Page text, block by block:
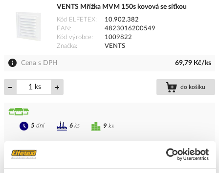
VENTS Mřížka MVM 150s kovová se síťkou
Kód ELFETEX
10.902.382
EAN
4823016200549
Kód výrobce
1009822
Značka
VENTS
Cena s DPH 69,79 Kč/ks
ks do košíku
9 ks
5 dní 6 ks